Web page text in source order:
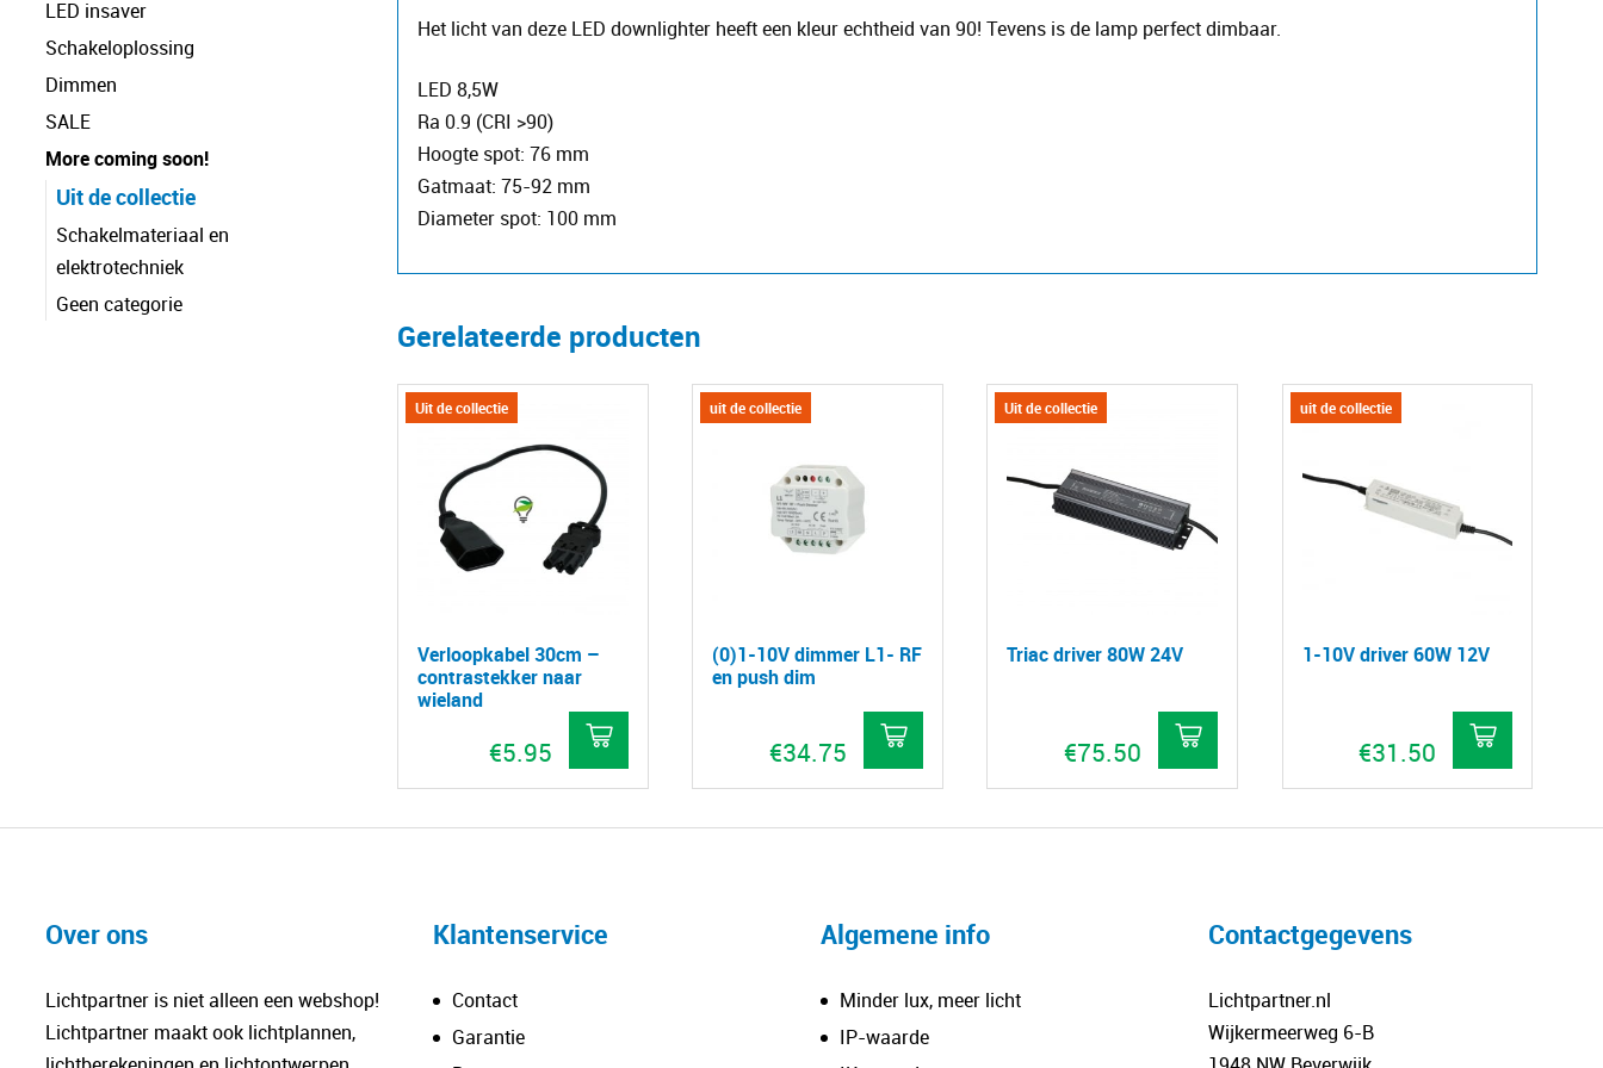
LED insaver
Schakeloplossing
Dimmen
SALE
More coming soon!
Uit de collectie
Schakelmateriaal en
elektrotechniek
Geen categorie
Het licht van deze LED downlighter heeft een kleur echtheid van 90! Tevens is de lamp perfect dimbaar.
LED 8,5W
Ra 0.9 (CRI >90)
Hoogte spot: 76 mm
Gatmaat: 75-92 mm
Diameter spot: 100 mm
Gerelateerde producten
Uit de collectie
Verloopkabel 30cm –
contrastekker naar
wieland
€5.95
uit de collectie
(0)1-10V dimmer L1- RF
en push dim
€34.75
Uit de collectie
Triac driver 80W 24V
€75.50
uit de collectie
1-10V driver 60W 12V
€31.50
Over ons
Lichtpartner is niet alleen een webshop!
Lichtpartner maakt ook lichtplannen,
Klantenservice
Contact
Garantie
Algemene info
Minder lux, meer licht
IP-waarde
Contactgegevens
Lichtpartner.nl
Wijkermeerweg 6-B